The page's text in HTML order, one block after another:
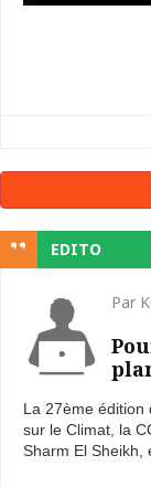
EDITO
Par
La 27ème édition
sur le Climat, la
Sharm El Sheikh,